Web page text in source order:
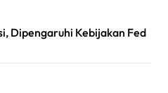
Dipengaruhi Kebijakan Fed